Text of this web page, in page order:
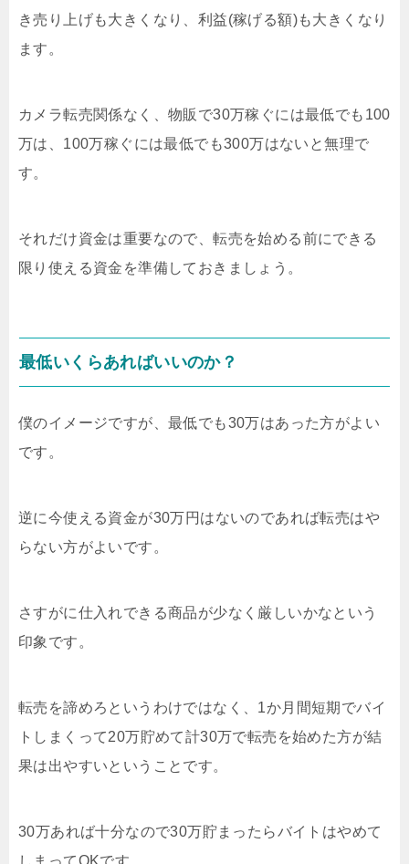
き売り上げも大きくなり、利益(稼げる額)も大きくなり
ます。
カメラ転売関係なく、物販で30万稼ぐには最低でも100
万は、100万稼ぐには最低でも300万はないと無理で
す。
それだけ資金は重要なので、転売を始める前にできる
限り使える資金を準備しておきましょう。
最低いくらあればいいのか？
僕のイメージですが、最低でも30万はあった方がよい
です。
逆に今使える資金が30万円はないのであれば転売はや
らない方がよいです。
さすがに仕入れできる商品が少なく厳しいかなという
印象です。
転売を諦めろというわけではなく、1か月間短期でバイ
トしまくって20万貯めて計30万で転売を始めた方が結
果は出やすいということです。
30万あれば十分なので30万貯まったらバイトはやめて